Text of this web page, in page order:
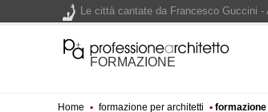
FORMAZIONE
Home ▪ formazione per architetti ▪
Le città cantate da Francesco Guccini